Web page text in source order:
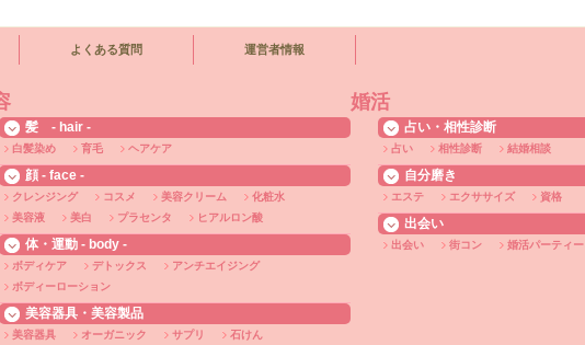
よくある質問 運営者情報
髪 - hair -
白髪染め 育毛 ヘアケア
顔 - face -
クレンジング コスメ 美容クリーム
化粧水
美容液
美白 プラセンタ ヒアルロン酸
体・運動 - body -
ボディケア デトックス
アンチエイジング
ボディーローション
美容器具・美容製品
美容器具 オーガニック サプリ 石けん
婚活
占い・相性診断
占い 相性診断 結婚相談
自分磨き
エステ エクササイズ 資格
出会い
出会い 街コン 婚活パーティー